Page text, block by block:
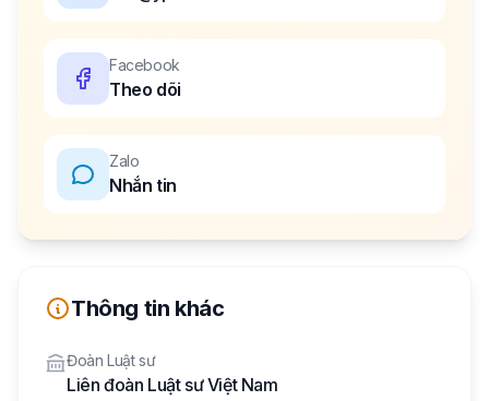
Facebook
Theo dõi
Zalo
Nhắn tin
Thông tin khác
Đoàn Luật sư
Liên đoàn Luật sư Việt Nam